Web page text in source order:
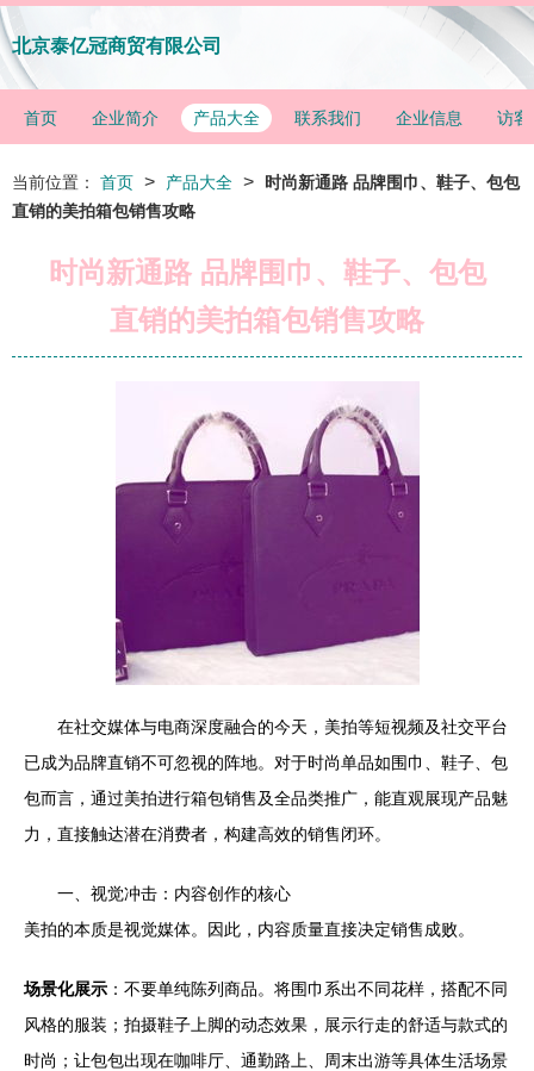
北京泰亿冠商贸有限公司
首页 企业简介 产品大全 联系我们 企业信息 访客
当前位置： 首页 > 产品大全 >
时尚新通路 品牌围巾、鞋子、包包
直销的美拍箱包销售攻略
时尚新通路 品牌围巾、鞋子、包包
直销的美拍箱包销售攻略
在社交媒体与电商深度融合的今天，美拍等短视频及社交平台
已成为品牌直销不可忽视的阵地。对于时尚单品如围巾、鞋子、包
包而言，通过美拍进行箱包销售及全品类推广，能直观展现产品魅
力，直接触达潜在消费者，构建高效的销售闭环。
一、视觉冲击：内容创作的核心
美拍的本质是视觉媒体。因此，内容质量直接决定销售成败。
场景化展示 ：不要单纯陈列商品。将围巾系出不同花样，搭配不同
风格的服装；拍摄鞋子上脚的动态效果，展示行走的舒适与款式的
时尚；让包包出现在咖啡厅、通勤路上、周末出游等具体生活场景